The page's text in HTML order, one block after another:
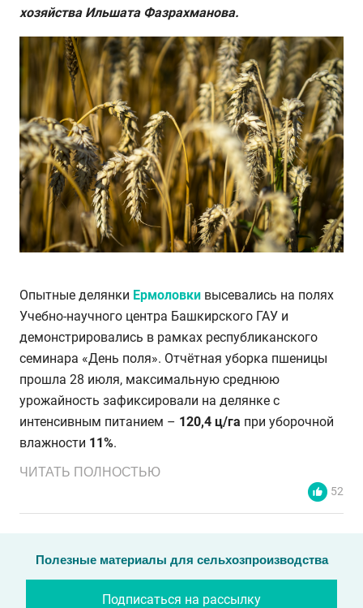
хозяйства Ильшата Фазрахманова.
Опытные делянки Ермоловки высевались на полях
Учебно-научного центра Башкирского ГАУ и
демонстрировались в рамках республиканского
семинара «День поля». Отчётная уборка пшеницы
прошла 28 июля, максимальную среднюю
урожайность зафиксировали на делянке с
интенсивным питанием – 120,4 ц/га при уборочной
влажности 11%.
ЧИТАТЬ ПОЛНОСТЬЮ
52
Полезные материалы для сельхозпроизводства
Подписаться на рассылку